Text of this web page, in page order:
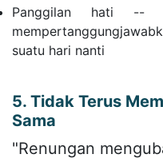
Panggilan hati --
suatu hari nanti
5. Tidak Terus
Sama
"Renungan